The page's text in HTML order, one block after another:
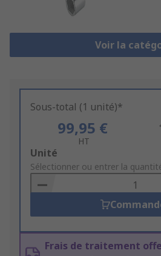
Voir la
Sous-total (1 unité)*
99,95 €
HT
Add
to
Basket
Unité
Sélectionner ou entrer la
Frais de traitement